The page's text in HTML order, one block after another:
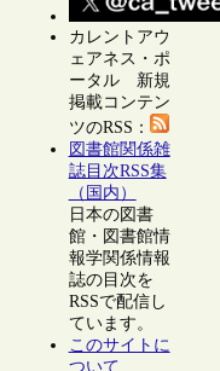
カレントアウ
ェアネス・ポ
ータル 新規
掲載コンテン
ツのRSS：
図書館関係雑
誌目次RSS集
（国内）
日本の図書
館・図書館情
報学関係情報
誌の目次を
RSSで配信し
ています。
このサイトに
ついて